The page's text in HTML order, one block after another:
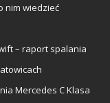
nim wiedzieć
– raport spalania
Mercedes C Klasa